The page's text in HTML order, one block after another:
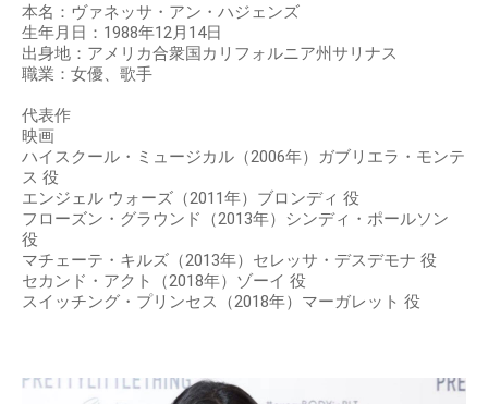
本名：ヴァネッサ・アン・ハジェンズ
生年月日：1988年12月14日
出身地：アメリカ合衆国カリフォルニア州サリナス
職業：女優、歌手
代表作
映画
ハイスクール・ミュージカル（2006年）ガブリエラ・モンテ
ス 役
エンジェル ウォーズ（2011年）ブロンディ 役
フローズン・グラウンド（2013年）シンディ・ポールソン
役
マチェーテ・キルズ（2013年）セレッサ・デスデモナ 役
セカンド・アクト（2018年）ゾーイ 役
スイッチング・プリンセス（2018年）マーガレット 役